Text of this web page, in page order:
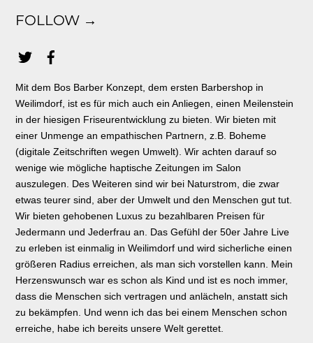
FOLLOW →
Mit dem Bos Barber Konzept, dem ersten Barbershop in
Weilimdorf, ist es für mich auch ein Anliegen, einen Meilenstein
in der hiesigen Friseurentwicklung zu bieten. Wir bieten mit
einer Unmenge an empathischen Partnern, z.B. Boheme
(digitale Zeitschriften wegen Umwelt). Wir achten darauf so
wenige wie mögliche haptische Zeitungen im Salon
auszulegen. Des Weiteren sind wir bei Naturstrom, die zwar
etwas teurer sind, aber der Umwelt und den Menschen gut tut.
Wir bieten gehobenen Luxus zu bezahlbaren Preisen für
Jedermann und Jederfrau an. Das Gefühl der 50er Jahre Live
zu erleben ist einmalig in Weilimdorf und wird sicherliche einen
größeren Radius erreichen, als man sich vorstellen kann. Mein
Herzenswunsch war es schon als Kind und ist es noch immer,
dass die Menschen sich vertragen und anlächeln, anstatt sich
zu bekämpfen. Und wenn ich das bei einem Menschen schon
erreiche, habe ich bereits unsere Welt gerettet.